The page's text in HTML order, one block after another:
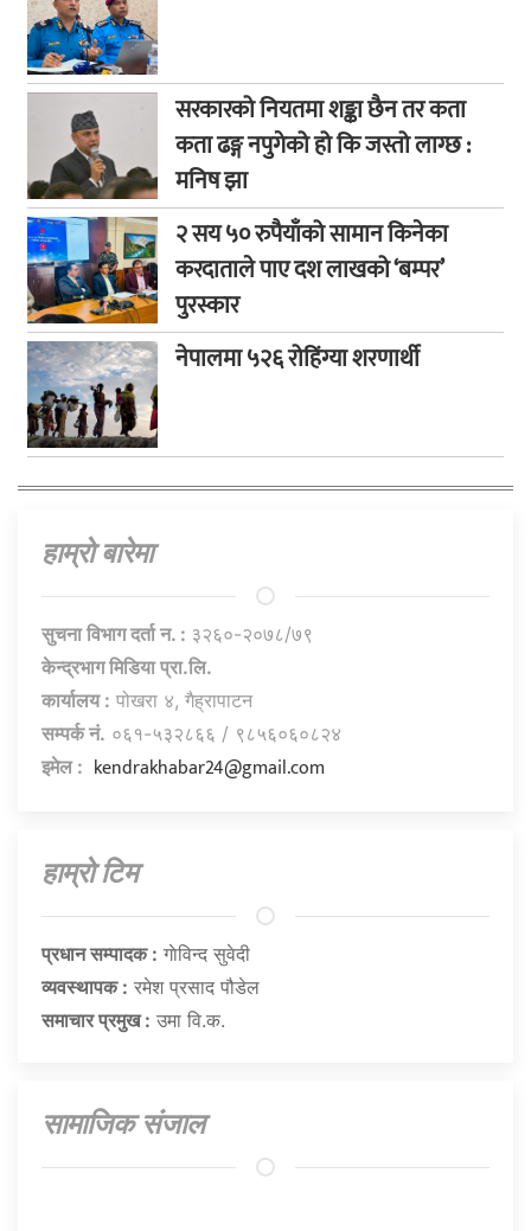
सरकारको नियतमा शङ्का छैन तर कता
कता ढङ्ग नपुगेको हो कि जस्तो लाग्छ :
मनिष झा
२ सय ५० रुपैयाँको सामान किनेका
करदाताले पाए दश लाखको ‘बम्पर’
पुरस्कार
नेपालमा ५२६ रोहिंग्या शरणार्थी
हाम्राे बारेमा
सुचना विभाग दर्ता न. : ३२६०-२०७८/७९
केन्द्रभाग मिडिया प्रा.लि.
कार्यालय : पोखरा ४, गैह्रापाटन
सम्पर्क नं. ०६१-५३२८६६ / ९८५६०६०८२४
इमेल : kendrakhabar24@gmail.com
हाम्राे टिम
प्रधान सम्पादक : गाेविन्द सुवेदी
व्यवस्थापक : रमेश प्रसाद पौडेल
समाचार प्रमुख : उमा वि.क.
सामाजिक संजाल